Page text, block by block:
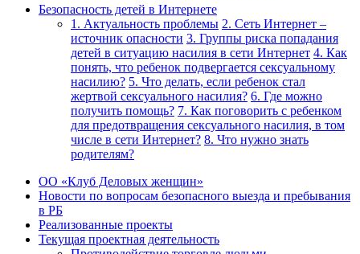
Безопасность детей в Интернете
1. Актуальность проблемы 2. Сеть Интернет –
источник опасности 3. Группы риска попадания
детей в ситуацию насилия в сети Интернет 4. Как
понять, что ребенок подвергается сексуальному
насилию? 5. Что делать, если ребенок стал
жертвой сексуального насилия? 6. Где можно
получить помощь? 7. Как поговорить с ребенком
для предотвращения сексуального насилия, в том
числе в сети Интернет? 8. Что нужно знать
родителям?
ОО «Клуб Деловых женщин»
Новости по вопросам безопасного выезда и пребывания
в РБ
Реализованные проекты
Текущая проектная деятельность